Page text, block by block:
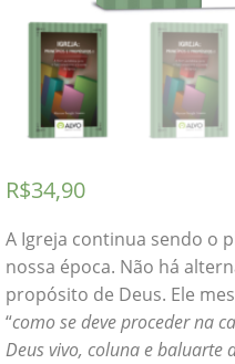
R$34,90
A Igreja continua sendo o
nossa época. Não há
propósito de Deus. Ele
“como se deve proceder na
Deus vivo, coluna e baluarte